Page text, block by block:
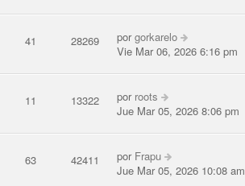
41 28269 porgorkarelo
Vie Mar 06, 2026 6:16 pm
11 13322 por roots
Jue Mar 05, 2026 8:06 pm
63 42411 por Frapu
Jue Mar 05, 2026 10:08 am